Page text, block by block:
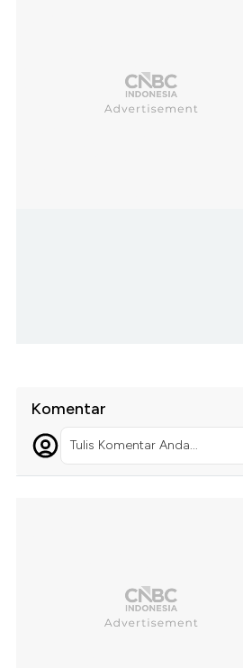
Komentar
Tulis Komentar Anda...